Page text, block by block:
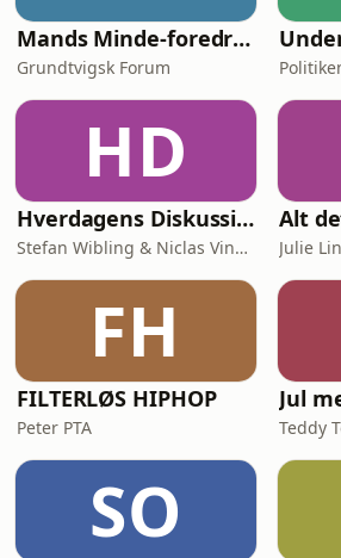
Mands Minde-foredrag
Grundtvigsk Forum
HD
Hverdagens Diskussioner
Stefan Wibling & Niclas Vingaard
Alt
Julie
FH
FILTERLØS HIPHOP
Peter PTA
Jul
Teddy
SO